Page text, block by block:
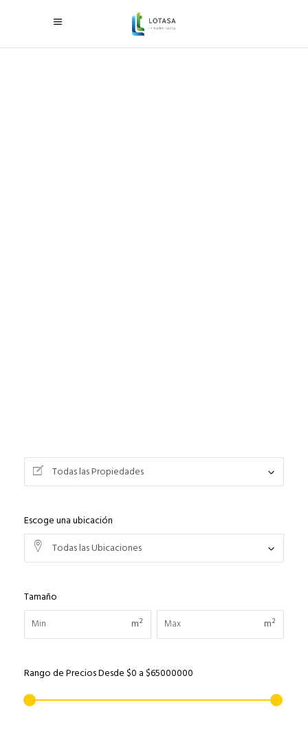
Todas las Propiedades
Escoge una ubicación
Todas las Ubicaciones
Tamaño
m²
m²
Rango de PreciosDesde$0 a$65000000